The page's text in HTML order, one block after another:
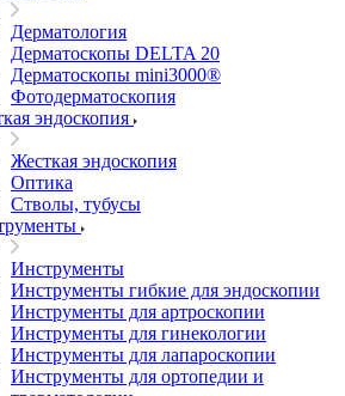
Дерматология
Дерматоскопы DELTA 20
Дерматоскопы mini3000®
Фотодерматоскопия
эндоскопия
Жесткая эндоскопия
Оптика
Стволы, тубусы
Инструменты
Инструменты гибкие для эндоскопии
Инструменты для артроскопии
Инструменты для гинекологии
Инструменты для лапароскопии
Инструменты для ортопедии и